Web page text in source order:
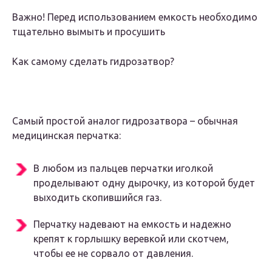
Важно! Перед использованием емкость необходимо
тщательно вымыть и просушить
Как самому сделать гидрозатвор?
Самый простой аналог гидрозатвора – обычная
медицинская перчатка:
В любом из пальцев перчатки иголкой
проделывают одну дырочку, из которой будет
выходить скопившийся газ.
Перчатку надевают на емкость и надежно
крепят к горлышку веревкой или скотчем,
чтобы ее не сорвало от давления.